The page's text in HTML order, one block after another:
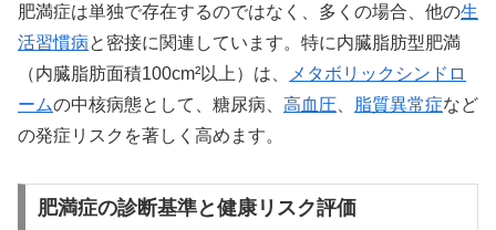
肥満症は単独で存在するのではなく、多くの場合、他の生
活習慣病と密接に関連しています。特に内臓脂肪型肥満
（内臓脂肪面積100cm²以上）は、
メタボリックシンドロ
ームの中核病態として、糖尿病、 高血圧 脂質異常症など
の発症リスクを著しく高めます。
肥満症の診断基準と健康リスク評価